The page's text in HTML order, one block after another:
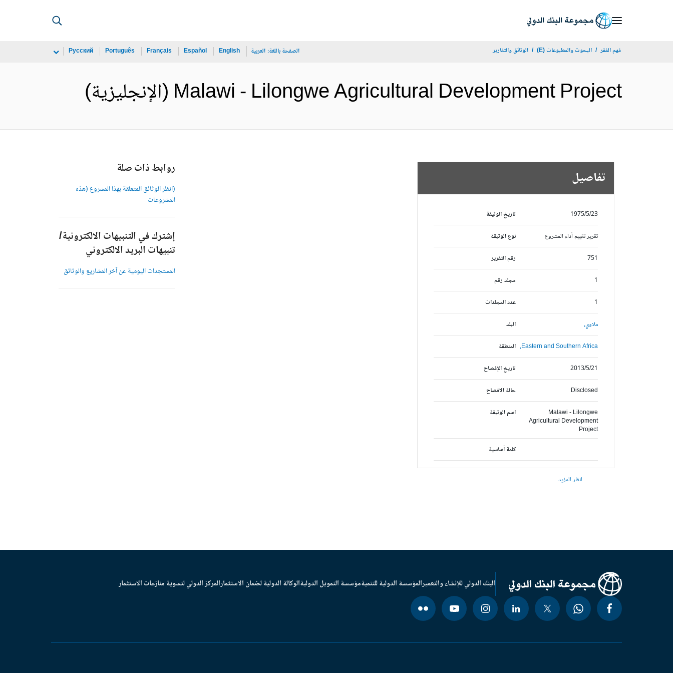
فهم الفقر البحوث والمطبوعات (E) الوثائق والتقارير الصفحة باللغة: العربية English
Español
Français
Português
Русский
Malawi - Lilongwe Agricultural Development Project (الإنجليزية)
تفاصيل
تاريخ الوثيقة 1975/5/23
نوع الوثيقة تقرير تقييم أداء المشروع
رقم التقرير 751
مجلد رقم 1
عدد المجلدات 1
البلد ملاوي,
المنطقة Eastern and Southern Africa,
تاريخ الإفصاح 2013/5/21
حالة الافصاح Disclosed
اسم الوثيقة
Malawi - Lilongwe
Agricultural Development
Project
كلمة أساسية
انظر المزيد
روابط ذات صلة
(انظر الوثائق المتعلقة بهذا المشروع (هذه
المشروعات
إشترك في التنبيهات الالكترونية/
تنبيهات البريد الالكتروني
المستجدات اليومية عن آخر المشاريع والوثائق
البنك الدولي للإنشاء والتعميرالمؤسسة الدولية للتنميةمؤسسة التمويل الدوليةالوكالة الدولية لضمان الاستثمارالمركز الدولي لتسوية منازعات الاستثمار